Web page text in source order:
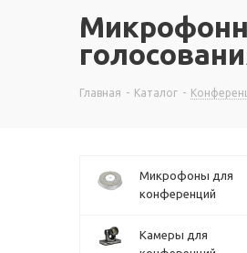
Главная - Каталог -
Микрофоны для
конференций
Камеры для